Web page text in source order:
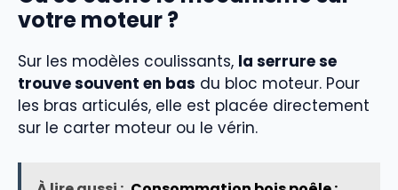
votre moteur ?
Sur les modèles coulissants, la serrure se
trouve souvent en bas du bloc moteur. Pour
les bras articulés, elle est placée directement
sur le carter moteur ou le vérin.